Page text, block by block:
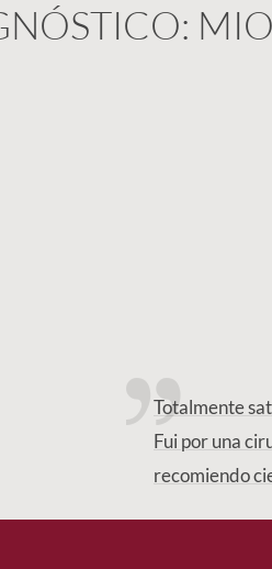
Totalmente
Fui por una
recomiendo